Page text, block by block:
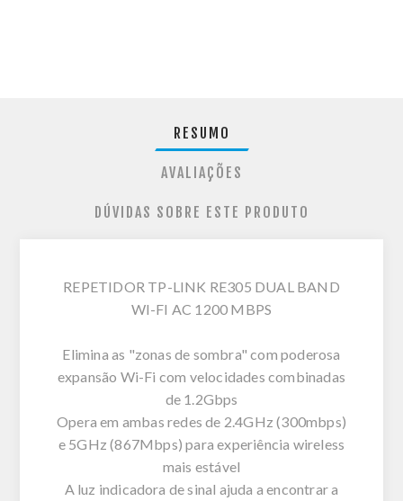
RESUMO
AVALIAÇÕES
DÚVIDAS SOBRE ESTE PRODUTO
REPETIDOR TP-LINK RE305 DUAL BAND
WI-FI AC 1200 MBPS
Elimina as "zonas de sombra" com poderosa
expansão Wi-Fi com velocidades combinadas
de 1.2Gbps
Opera em ambas redes de 2.4GHz (300mbps)
e 5GHz (867Mbps) para experiência wireless
mais estável
A luz indicadora de sinal ajuda a encontrar a